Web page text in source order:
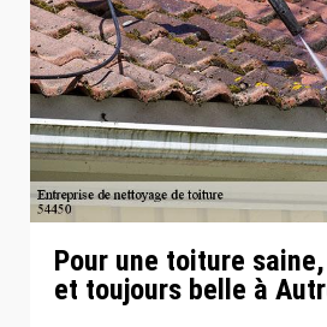
Pour une toiture
et toujours belle à